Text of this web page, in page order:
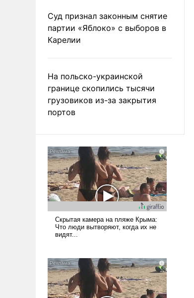
Суд признал законным снятие
партии «Яблоко» с выборов в
Карелии
На польско-украинской
границе скопились тысячи
грузовиков из-за закрытия
портов